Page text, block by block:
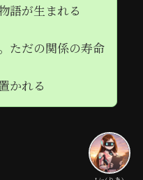
語が生まれる
ただの関係の寿命
かれる